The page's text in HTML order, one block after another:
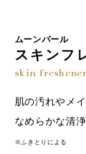
ムーンパール
スキンフ
skin freshener
肌の汚れやメ
なめらかな清
※ふきとりによる